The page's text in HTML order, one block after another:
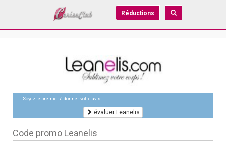
Réductions
Soyez le premier à donner votre avis !
évaluer Leanelis
Code promo Leanelis